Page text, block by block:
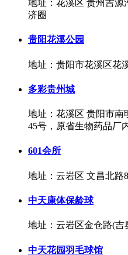
地址：花溪区 贵州吉源
济圈
贵阳花溪公园
地址：贵阳市花溪区花
多彩贵州城
地址：花溪区 贵阳市南
45号，原省生物药品厂
601会所
地址：云岩区 文昌北路
中天康体保龄球
地址：云岩区金仓路(
中天花园羽毛球馆